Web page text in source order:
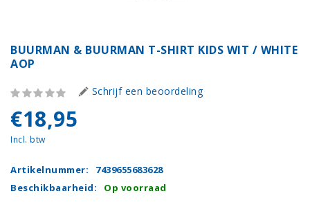
BUURMAN & BUURMAN T-SHIRT KIDS WIT / WHITE
AOP
Schrijf een beoordeling
€18,95
Incl. btw
Artikelnummer:
7439655683628
Beschikbaarheid:
Op voorraad